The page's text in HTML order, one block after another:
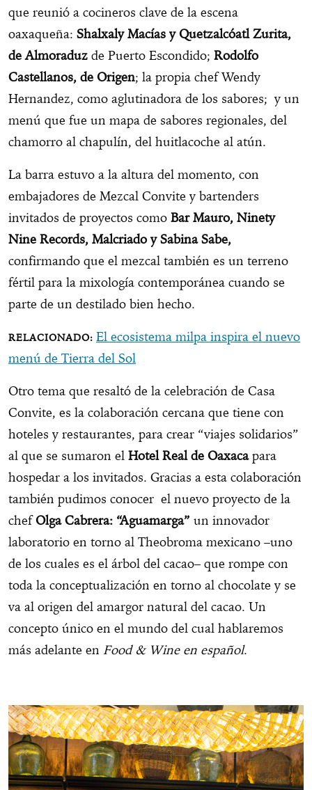
que reunió a cocineros clave de la escena
oaxaqueña: Shalxaly Macías y Quetzalcóatl Zurita,
de Almoraduz de Puerto Escondido; Rodolfo
Castellanos, de Origen; la propia chef Wendy
Hernandez, como aglutinadora de los sabores; y un
menú que fue un mapa de sabores regionales, del
chamorro al chapulín, del huitlacoche al atún.
La barra estuvo a la altura del momento, con
embajadores de Mezcal Convite y bartenders
invitados de proyectos como Bar Mauro, Ninety
Nine Records, Malcriado y Sabina Sabe,
confirmando que el mezcal también es un terreno
fértil para la mixología contemporánea cuando se
parte de un destilado bien hecho.
El ecosistema milpa inspira el nuevo
menú de Tierra del Sol
Otro tema que resaltó de la celebración de Casa
Convite, es la colaboración cercana que tiene con
hoteles y restaurantes, para crear “viajes solidarios”
al que se sumaron el Hotel Real de Oaxacapara
hospedar a los invitados. Gracias a esta colaboración
también pudimos conocer el nuevo proyecto de la
chefOlga Cabrera: “Aguamarga” un innovador
laboratorio en torno al Theobroma mexicano –uno
de los cuales es el árbol del cacao– que rompe con
toda la conceptualización en torno al chocolate y se
va al origen del amargor natural del cacao. Un
concepto único en el mundo del cual hablaremos
más adelante en Food & Wine en español.